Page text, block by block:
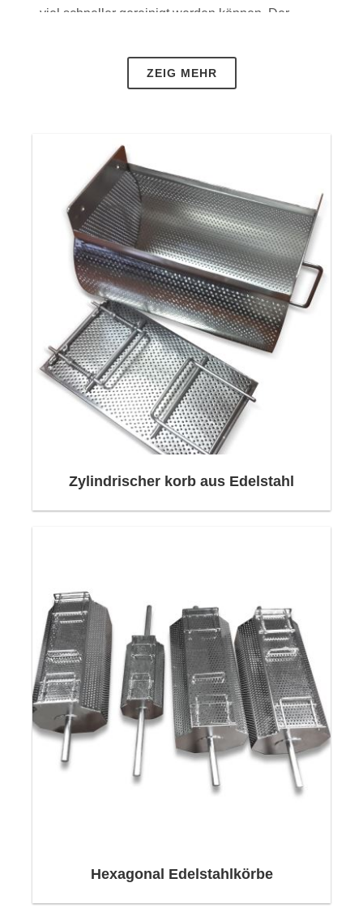
viel schneller gereinigt werden können. Der
reduziert, während die Kapazität der
Waschmaschinen erhöht wird.
Korb aus perforiertem Edelstahl
Wunsch und Bedarf in unterschiedlichen
Lochdurchmessern, Poren, Sondergrößen und
kundenspezifischen Ausführungen erhältlich.
Korb aus perforiertem Edelstahlwerden je nach
zu tragendem Gewicht aus unterschiedlichen
Blechkombinationen für den Kunden optimiert;
Ausgestattet mit Antriebselementen,
Kunststoffteilen, Deckeltypen, Griffen,
Beschriftungsschildern und Waschzubehör bietet
sie modernste Anlagenreinigungs- und
Beschichtungsqualität.
Durch die prozessspezifisch ausgewählten
Materialien unserer erfahrenen Ingenieure sind
Um beste Ergebnisse bei der
Ultraschallreinigung zu erzielen, sollte das
Reinigungsgut nicht direkt auf dem Boden des
Ultraschallbades liegen. Mit dem Hängekorb für
Eurosonic Ultraschall-Reinigungsgeräte können
Sie Instrumente, Prothesen und andere
Gegenstände zur optimalen Reinigung in das
Ultraschallbad legen. Der Korb besteht ausKorb
, damit die Werkzeuge
Korb aus perforiertem Edelstahlwerden auch für
ZEIG MEHR
Zylindrischer korb aus Edelstahl
Hexagonal Edelstahlkörbe